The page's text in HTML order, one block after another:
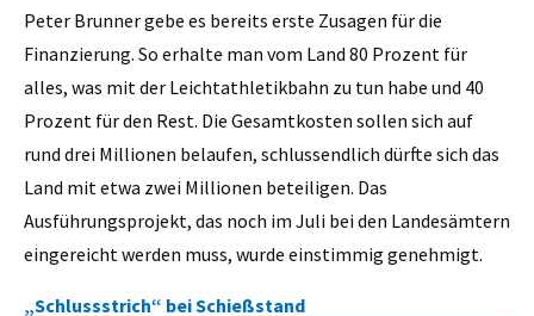
Peter Brunner gebe es bereits erste Zusagen für die
Finanzierung. So erhalte man vom Land 80 Prozent für
alles, was mit der Leichtathletikbahn zu tun habe und 40
Prozent für den Rest. Die Gesamtkosten sollen sich auf
rund drei Millionen belaufen, schlussendlich dürfte sich das
Land mit etwa zwei Millionen beteiligen. Das
Ausführungsprojekt, das noch im Juli bei den Landesämtern
eingereicht werden muss, wurde einstimmig genehmigt.
„Schlussstrich“ bei Schießstand